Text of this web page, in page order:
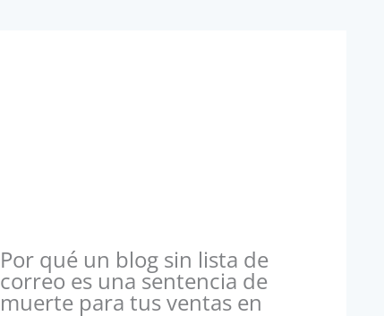
Por qué un blog sin lista de
correo es una sentencia de
muerte para tus ventas en